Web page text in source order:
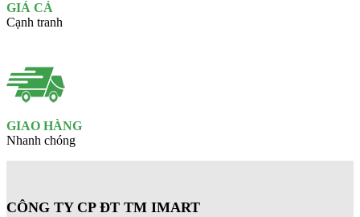
GIÁ CẢ
Cạnh tranh
GIAO HÀNG
Nhanh chóng
CÔNG TY CP ĐT TM IMART